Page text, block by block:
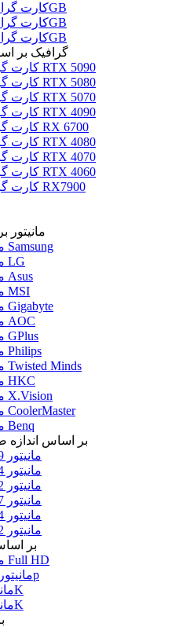
کارت گرافیک 6GB
کارت گرافیک 4GB
کارت گرافیک 2GB
گرافیک بر
کارت گرافیک RTX 5090
کارت گرافیک RTX 5080
کارت گرافیک RTX 5070
کارت گرافیک RTX 4090
کارت گرافیک RX 6700
کارت گرافیک RTX 4080
کارت گرافیک RTX 4070
کارت گرافیک RTX 4060
کارت گرافیک RX7900
مانیتور
مانیتور Samsung
مانیتور LG
مانیتور Asus
مانیتور MSI
مانیتور Gigabyte
مانیتور AOC
مانیتور GPlus
مانیتور Philips
مانیتور Twisted Minds
مانیتور HKC
مانیتور X.Vision
مانیتور CoolerMaster
مانیتور Benq
بر اساس اندازه
مانیتور 49 اینچ
مانیتور 34 اینچ
مانیتور 32 اینچ
مانیتور 27 اینچ
مانیتور 24 اینچ
مانیتور 22 اینچ
بر
مانیتور Full HD
مانیتور 1440p
مانیتور 4K
مانیتور 8K